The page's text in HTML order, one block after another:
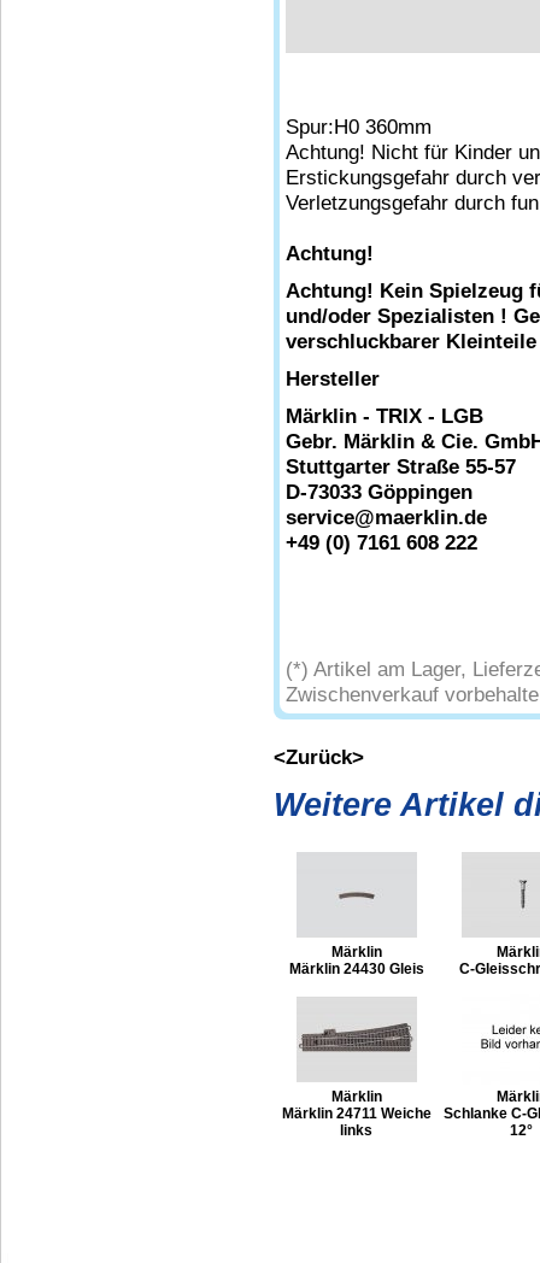
Spur:H0 360mm
Achtung! Nicht für Kinder
Erstickungsgefahr durch
Verletzungsgefahr durch
Achtung!
Achtung! Kein Spielzeug
und/oder Spezialisten !
verschluckbarer
Hersteller
Märklin - TRIX - LGB
Gebr. Märklin & Cie.
Stuttgarter Straße 55-57
D-73033 Göppingen
service@maerklin.de
+49 (0) 7161 608 222
(*) Artikel am Lager,
Zwischenverkauf
<Zurück>
Weitere Artikel
Märklin
Märklin 24430 Gleis
C-
Märklin
Märklin 24711 Weiche
links
Schlanke C-
12°